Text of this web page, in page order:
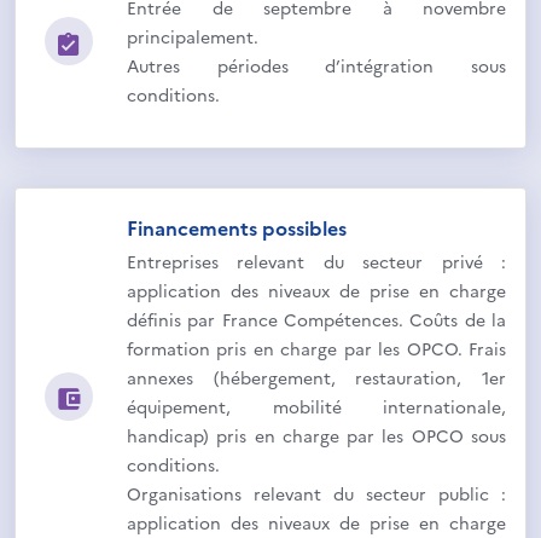
Entrée de septembre à novembre
principalement.
Autres périodes d’intégration sous
conditions.
Financements possibles
Entreprises relevant du secteur privé :
application des niveaux de prise en charge
définis par France Compétences. Coûts de la
formation pris en charge par les OPCO. Frais
annexes (hébergement, restauration, 1er
équipement, mobilité internationale,
handicap) pris en charge par les OPCO sous
conditions.
Organisations relevant du secteur public :
application des niveaux de prise en charge